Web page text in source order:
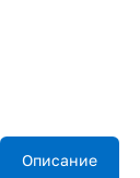
Описание